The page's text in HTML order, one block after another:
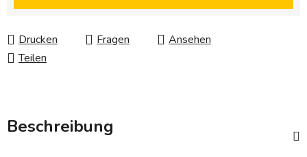
Drucken Fragen
Ansehen
Teilen
Beschreibung